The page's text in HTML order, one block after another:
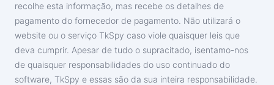
recolhe esta informação, mas recebe os detalhes de
pagamento do fornecedor de pagamento. Não utilizará o
website ou o serviço TkSpy caso viole quaisquer leis que
deva cumprir. Apesar de tudo o supracitado, isentamo-nos
de quaisquer responsabilidades do uso continuado do
software, TkSpy e essas são da sua inteira responsabilidade.